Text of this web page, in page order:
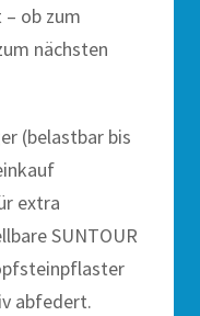
ob zum
nächsten
(belastbar bis
extra
SUNTOUR
abfedert.